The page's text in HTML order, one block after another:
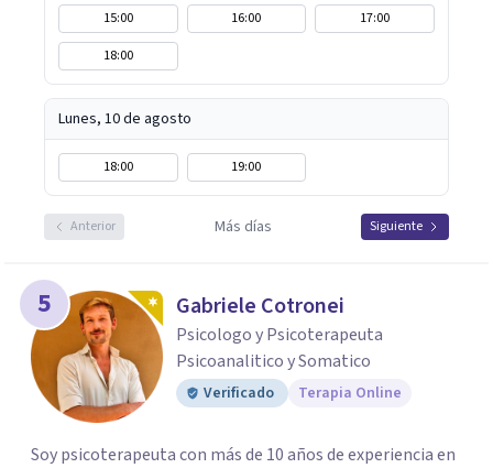
15:00 16:00
17:00
18:00
Lunes, 10 de agosto
18:00 19:00
Anterior Más días Siguiente
5 Gabriele Cotronei
Psicologo y Psicoterapeuta
Psicoanalitico y Somatico
Verificado Terapia Online
Soy psicoterapeuta con más de 10 años de experiencia en